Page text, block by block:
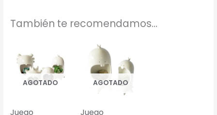
También te recomendamos…
AGOTADO
Juego
AGOTADO
Juego